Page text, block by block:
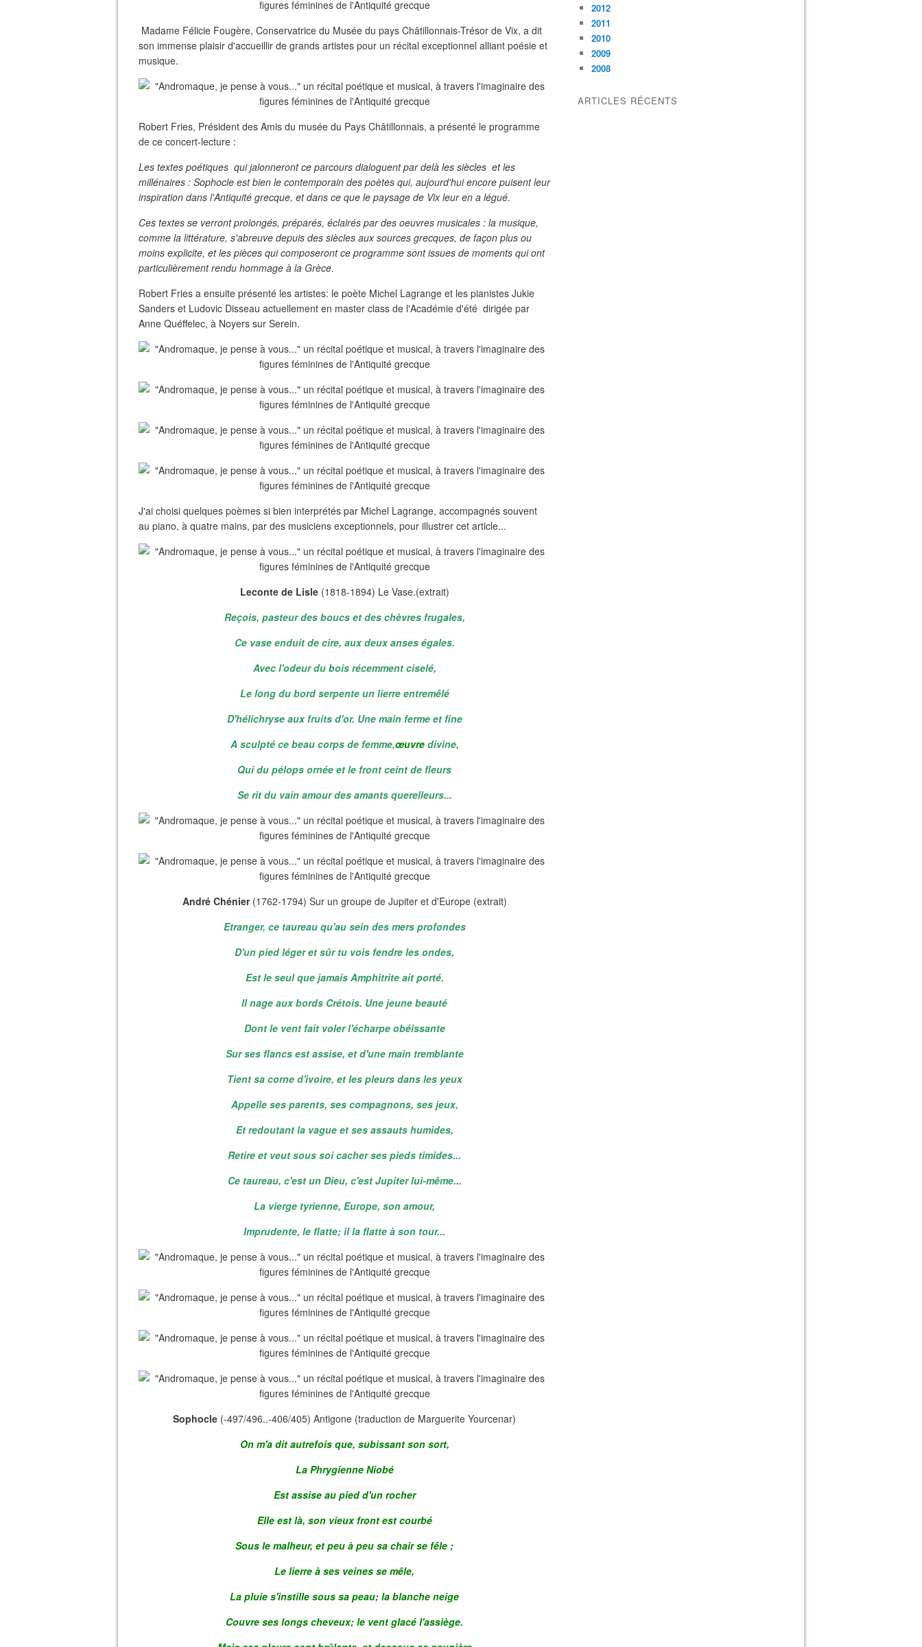
Madame Félicie Fougère, Conservatrice du Musée du pays Châtillonnais-Trésor de Vix, a dit
son immense plaisir d'accueillir de grands artistes pour un récital exceptionnel alliant poésie et
musique.
Robert Fries, Président des Amis du musée du Pays Châtillonnais, a présenté le programme
de ce concert-lecture :
Les textes poétiques qui jalonneront ce parcours dialoguent par delà les siècles et les
millénaires : Sophocle est bien le contemporain des poètes qui, aujourd'hui encore puisent leur
inspiration dans l'Antiquité grecque, et dans ce que le paysage de Vix leur en a légué.
Ces textes se verront prolongés, préparés, éclairés par des oeuvres musicales : la musique,
comme la littérature, s'abreuve depuis des siècles aux sources grecques, de façon plus ou
moins explicite, et les pièces qui composeront ce programme sont issues de moments qui ont
particulièrement rendu hommage à la Grèce.
Robert Fries a ensuite présenté les artistes: le poète Michel Lagrange et les pianistes Jukie
Sanders et Ludovic Disseau actuellement en master class de l'Académie d'été dirigée par
Anne Quéffelec, à Noyers sur Serein.
J'ai choisi quelques poèmes si bien interprétés par Michel Lagrange, accompagnés souvent
au piano, à quatre mains, par des musiciens exceptionnels, pour illustrer cet article...
Leconte de Lisle(1818-1894) Le Vase.(extrait)
Reçois, pasteur des boucs et des chèvres frugales,
Ce vase enduit de cire, aux deux anses égales.
Avec l'odeur du bois récemment ciselé,
Le long du bord serpente un lierre entremêlé
D'hélichryse aux fruits d'or. Une main ferme et fine
A sculpté ce beau corps de femme,œuvre divine,
Qui du pélops ornée et le front ceint de fleurs
Se rit du vain amour des amants querelleurs...
André Chénier(1762-1794) Sur un groupe de Jupiter et d'Europe (extrait)
Etranger, ce taureau qu'au sein des mers profondes
D'un pied léger et sûr tu vois fendre les ondes,
Est le seul que jamais Amphitrite ait porté.
Il nage aux bords Crétois. Une jeune beauté
Dont le vent fait voler l'écharpe obéissante
Sur ses flancs est assise, et d'une main tremblante
Tient sa corne d'ivoire, et les pleurs dans les yeux
Appelle ses parents, ses compagnons, ses jeux,
Et redoutant la vague et ses assauts humides,
Retire et veut sous soi cacher ses pieds timides...
Ce taureau, c'est un Dieu, c'est Jupiter lui-même...
La vierge tyrienne, Europe, son amour,
Imprudente, le flatte; il la flatte à son tour...
Sophocle (-497/496..-406/405) Antigone (traduction de Marguerite Yourcenar)
On m'a dit autrefois que, subissant son sort,
La Phrygienne Niobé
Est assise au pied d'un rocher
Elle est là, son vieux front est courbé
Sous le malheur, et peu à peu sa chair se fêle ;
Le lierre à ses veines se mêle,
La pluie s'instille sous sa peau; la blanche neige
Couvre ses longs cheveux; le vent glacé l'assiège.
2012
2011
2010
2009
2008
ARTICLES RÉCENTS